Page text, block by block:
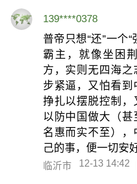
139****0378
普帝只想“还”一
霸主，就像坐困
方，实则无四海
步紧逼，又怕看
挣扎以摆脱控制，
以防中国做大（
名惠而实不至）
己的事，便一切安好
临沂市 12-13 14:42